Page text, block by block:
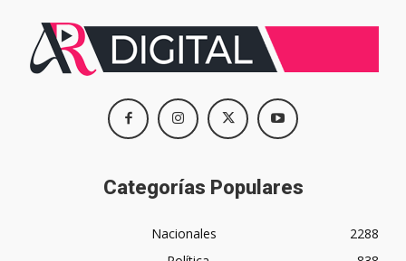
Categorías Populares
Nacionales
2288